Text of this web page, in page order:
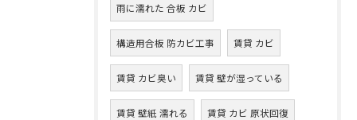
雨に濡れた 合板 カビ
構造用合板 防カビ工事 賃貸 カビ
賃貸 カビ臭い 賃貸 壁が湿っている
賃貸 壁紙 濡れる 賃貸 カビ 原状回復